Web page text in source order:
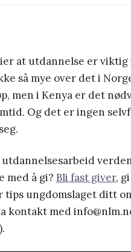
at utdannelse er viktig
så mye over det i
men i Kenya er det
Og det er ingen
med å gi? Bli fast giver, gi
tips ungdomslaget ditt
kontakt med